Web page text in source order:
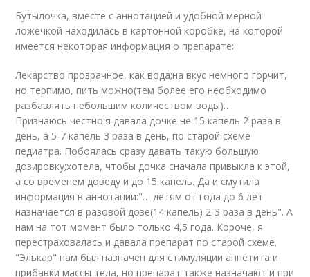
Бутылочка, вместе с аннотацией и удобной мерной
ложечкой находилась в картонной коробке, на которой
имеется некоторая информация о препарате:
Лекарство прозрачное, как вода;на вкус немного горчит,
но терпимо, пить можно(тем более его необходимо
разбавлять небольшим количеством воды)…
Признаюсь честно:я давала дочке не 15 капель 2 раза в
день, а 5-7 капель 3 раза в день, по старой схеме
педиатра. Побоялась сразу давать такую большую
дозировку;хотела, чтобы дочка сначала привыкла к этой,
а со временем доведу и до 15 капель. Да и смутила
информация в аннотации:"… детям от года до 6 лет
назначается в разовой дозе(14 капель) 2-3 раза в день". А
нам на тот момент было только 4,5 года. Короче, я
перестраховалась и давала препарат по старой схеме.
"Элькар" нам был назначен для стимуляции аппетита и
прибавки массы тела, но препарат также назначают и при